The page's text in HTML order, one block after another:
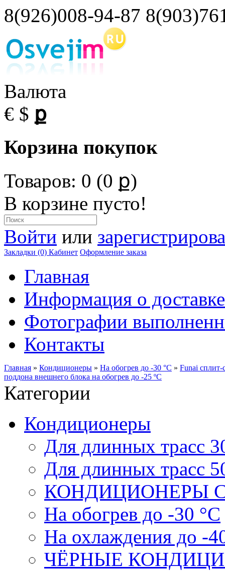
8(926)008-94-87
Валюта
€ $ ք
Корзина покупок
Товаров: 0 (0 ք)
В корзине пусто!
Войти или
Закладки (0) Кабинет Оформление заказа
Главная
Информация о доставке
Фотографии
Контакты
Главная » Кондиционеры » На обогрев до -30 °С » Funai
поддона внешнего блока на обогрев до -25 ºС
Категории
Кондиционеры
Для длинных трасс
Для длинных трасс
КОНДИЦИОНЕРЫ
На обогрев до -30 °С
На охлаждения до -
ЧЁРНЫЕ